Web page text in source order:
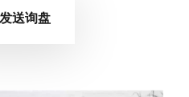
发送询盘